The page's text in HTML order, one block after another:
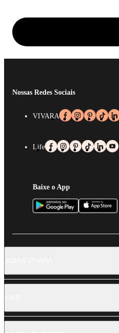
Nossas Redes Sociais
VIVARA
Life
Baixe o App